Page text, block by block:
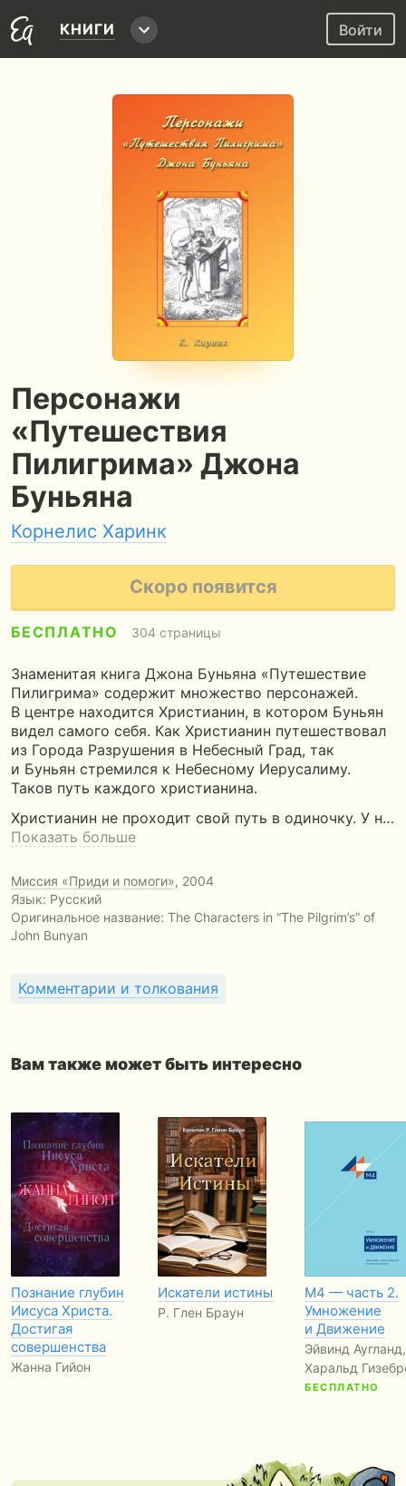
КНИГИ Войти
Персонажи
«Путешествия
Пилигрима» Джона
Буньяна
Корнелис Харинк
Скоро появится
БЕСПЛАТНО 304 страницы
Знаменитая книга Джона Буньяна «Путешествие
Пилигрима» содержит множество персонажей.
В центре находится Христианин, в котором Буньян
видел самого себя. Как Христианин путешествовал
из Города Разрушения в Небесный Град, так
и Буньян стремился к Небесному Иерусалиму.
Таков путь каждого христианина.
Христианин не проходит свой путь в одиночку. У н…
Показать больше
Миссия «Приди и помоги», 2004
Язык: Русский
Оригинальное название: The Characters in “The Pilgrim’s” of
John Bunyan
Комментарии и толкования
Вам также может быть интересно
Познание глубин
Иисуса Христа.
Достигая
совершенства
Жанна Гийон
Искатели истины
Р. Глен Браун
М4 — часть 2.
Умножение
и Движение
Эйвинд Аугланд,
Харальд
БЕСПЛАТНО